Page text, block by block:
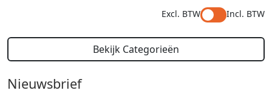
Excl. BTW
Incl. BTW
Bekijk Categorieën
Nieuwsbrief